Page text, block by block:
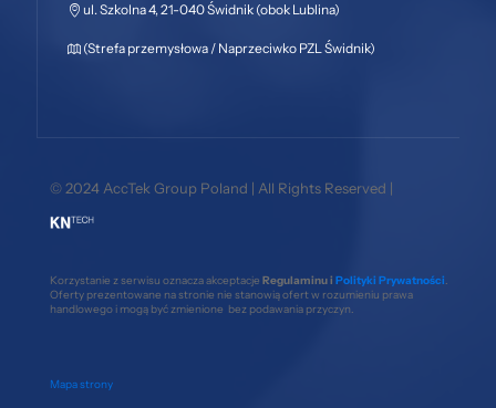
ul. Szkolna 4, 21-040 Świdnik (obok Lublina)
(Strefa przemysłowa / Naprzeciwko PZL Świdnik)
© 2024 AccTek Group Poland | All Rights Reserved |
Korzystanie z serwisu oznacza akceptacje Regulaminu i Polityki Prywatności
Oferty prezentowane na stronie nie stanowią ofert w rozumieniu prawa
handlowego i mogą być zmienione bez podawania przyczyn.
Mapa strony